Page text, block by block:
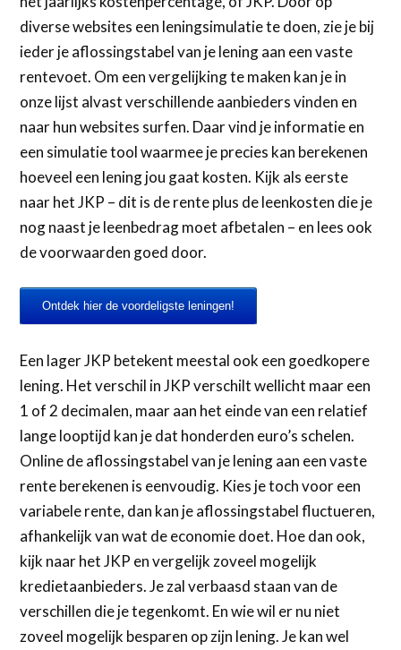
diverse websites een leningsimulatie te doen, zie je bij
ieder je aflossingstabel van je lening aan een vaste
rentevoet. Om een vergelijking te maken kan je in
onze lijst alvast verschillende aanbieders vinden en
naar hun websites surfen. Daar vind je informatie en
een simulatie tool waarmee je precies kan berekenen
hoeveel een lening jou gaat kosten. Kijk als eerste
naar het JKP – dit is de rente plus de leenkosten die je
nog naast je leenbedrag moet afbetalen – en lees ook
de voorwaarden goed door.
Ontdek hier de voordeligste leningen!
Een lager JKP betekent meestal ook een goedkopere
lening. Het verschil in JKP verschilt wellicht maar een
1 of 2 decimalen, maar aan het einde van een relatief
lange looptijd kan je dat honderden euro’s schelen.
Online de aflossingstabel van je lening aan een vaste
rente berekenen is eenvoudig. Kies je toch voor een
variabele rente, dan kan je aflossingstabel fluctueren,
afhankelijk van wat de economie doet. Hoe dan ook,
kijk naar het JKP en vergelijk zoveel mogelijk
kredietaanbieders. Je zal verbaasd staan van de
verschillen die je tegenkomt. En wie wil er nu niet
zoveel mogelijk besparen op zijn lening. Je kan wel